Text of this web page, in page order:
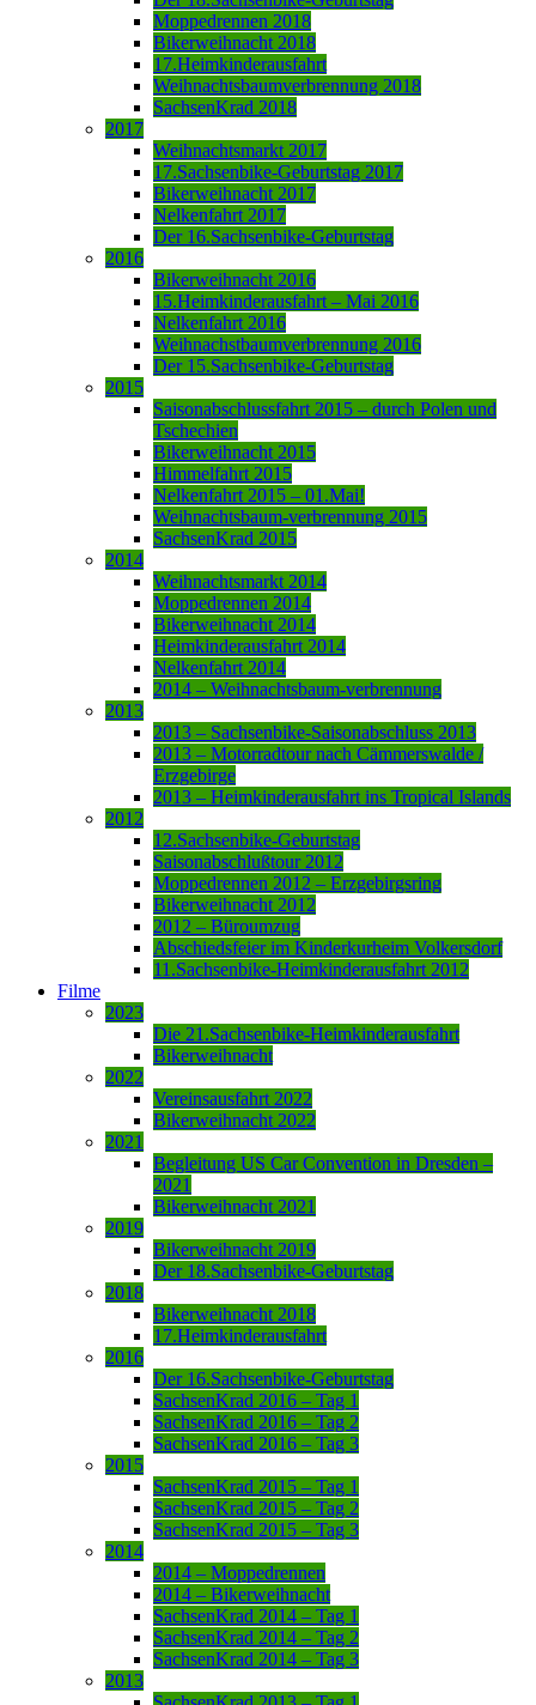
Moppedrennen 2018
Bikerweihnacht 2018
17.Heimkinderausfahrt
Weihnachtsbaumverbrennung 2018
SachsenKrad 2018
2017
Weihnachtsmarkt 2017
17.Sachsenbike-Geburtstag 2017
Bikerweihnacht 2017
Nelkenfahrt 2017
Der 16.Sachsenbike-Geburtstag
2016
Bikerweihnacht 2016
15.Heimkinderausfahrt – Mai 2016
Nelkenfahrt 2016
Weihnachstbaumverbrennung 2016
Der 15.Sachsenbike-Geburtstag
2015
Saisonabschlussfahrt 2015 – durch Polen und
Tschechien
Bikerweihnacht 2015
Himmelfahrt 2015
Nelkenfahrt 2015 – 01.Mai!
Weihnachtsbaum-verbrennung 2015
SachsenKrad 2015
2014
Weihnachtsmarkt 2014
Moppedrennen 2014
Bikerweihnacht 2014
Heimkinderausfahrt 2014
Nelkenfahrt 2014
2014 – Weihnachtsbaum-verbrennung
2013
2013 – Sachsenbike-Saisonabschluss 2013
2013 – Motorradtour nach Cämmerswalde /
Erzgebirge
2013 – Heimkinderausfahrt ins Tropical Islands
2012
12.Sachsenbike-Geburtstag
Saisonabschlußtour 2012
Moppedrennen 2012 – Erzgebirgsring
Bikerweihnacht 2012
2012 – Büroumzug
Abschiedsfeier im Kinderkurheim Volkersdorf
11.Sachsenbike-Heimkinderausfahrt 2012
Filme
2023
Die 21.Sachsenbike-Heimkinderausfahrt
Bikerweihnacht
2022
Vereinsausfahrt 2022
Bikerweihnacht 2022
2021
Begleitung US Car Convention in Dresden –
2021
Bikerweihnacht 2021
2019
Bikerweihnacht 2019
Der 18.Sachsenbike-Geburtstag
2018
Bikerweihnacht 2018
17.Heimkinderausfahrt
2016
Der 16.Sachsenbike-Geburtstag
SachsenKrad 2016 – Tag 1
SachsenKrad 2016 – Tag 2
SachsenKrad 2016 – Tag 3
2015
SachsenKrad 2015 – Tag 1
SachsenKrad 2015 – Tag 2
SachsenKrad 2015 – Tag 3
2014
2014 – Moppedrennen
2014 – Bikerweihnacht
SachsenKrad 2014 – Tag 1
SachsenKrad 2014 – Tag 2
SachsenKrad 2014 – Tag 3
2013